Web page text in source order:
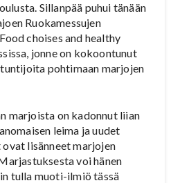
Sillanpää puhui tänään
Ruokamessujen
choises and healthy
jonne on kokoontunut
pohtimaan marjojen
marjoista on kadonnut liian
leima ja uudet
lisänneet marjojen
voi hänen
tulla muoti-ilmiö tässä